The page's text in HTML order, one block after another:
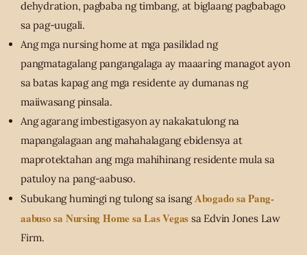
dehydration, pagbaba ng timbang, at biglaang pagbabago
sa pag-uugali.
Ang mga nursing home at mga pasilidad ng
pangmatagalang pangangalaga ay maaaring managot ayon
sa batas kapag ang mga residente ay dumanas ng
maiiwasang pinsala.
Ang agarang imbestigasyon ay nakakatulong na
mapangalagaan ang mahahalagang ebidensya at
maprotektahan ang mga mahihinang residente mula sa
patuloy na pang-aabuso.
Subukang humingi ng tulong sa isangAbogado sa Pang-
aabuso sa Nursing Home sa Las Vegas sa Edvin Jones Law
Firm.